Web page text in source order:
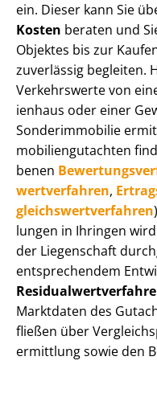
ein. Dieser kann Sie
Kosten beraten und
Objektes bis zur
zuverlässig begleiten.
Verkehrswerte von
i­en­haus oder einer
Sonderimmobilie
mo­bi­li­en­gut­ach­ten
be­nen
wert­ver­fah­ren,
gleichs­wert­ver­fah­ren
lun­gen in Ihringen
der Liegenschaft
entsprechendem
Marktdaten des
fließen über
ermitt­lung sowie den